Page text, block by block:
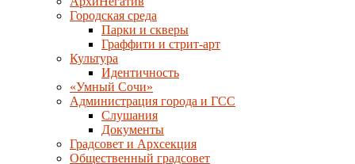
Городская среда
Парки и скверы
Граффити и стрит-арт
Культура
Идентичность
«Умный Сочи»
Администрация города и ГСС
Слушания
Документы
Градсовет и Архсекция
Общественный градсовет